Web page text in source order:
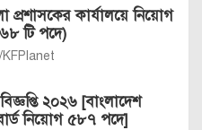
প্রশাসকের কার্যালয়ে নিয়োগ
টি পদে)
KFPlanet
২০২৬ [বাংলাদেশ
নিয়োগ ৫৮৭ পদে]